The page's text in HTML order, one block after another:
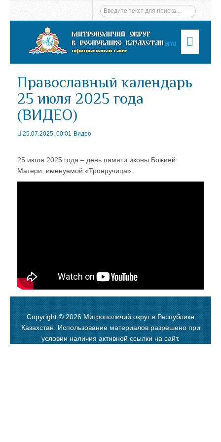
Menu
Православный календарь
25 июля 2025 года
(ВИДЕО)
25.07.2025, 00:01 Видео
25 июля 2025 года – день памяти иконы Божией
Матери, именуемой «Троеручица».
Copyright © 2026 Митрополичий округ в Республике
Казахстан. Использование материалов разрешено при
условии наличия активной ссылки на сайт.